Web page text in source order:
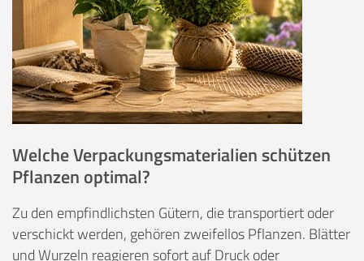
Welche Verpackungsmaterialien schützen
Pflanzen optimal?
Zu den empfindlichsten Gütern, die transportiert oder
verschickt werden, gehören zweifellos Pflanzen. Blätter
und Wurzeln reagieren sofort auf Druck oder